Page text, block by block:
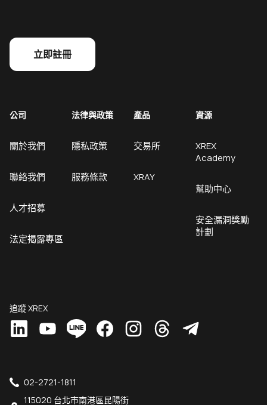
立即註冊
公司
關於我們
聯絡我們
人才招募
法定揭露專區
法律與政策
隱私政策
服務條款
產品
交易所
XRAY
資源
XREX
Academy
幫助中心
安全漏洞獎勵
計劃
追蹤 XREX
02-2721-1811
115020 台北市南港區昆陽街